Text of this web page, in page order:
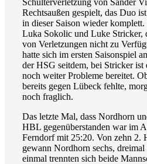
Rechtsaußen gespielt, das Duo
in dieser Saison wieder
Luka Sokolic und Luke Stricker,
von Verletzungen nicht zu
hatte sich im ersten Saisonspiel
der HSG seitdem, bei Stricker ist
noch weiter Probleme bereitet.
bereits gegen Lübeck fehlte,
noch fraglich.
Das letzte Mal, dass Nordhorn
HBL gegenüberstanden war im
Ferndorf mit 25:20. Von zehn 2.
gewann Nordhorn sechs,
einmal trennten sich beide